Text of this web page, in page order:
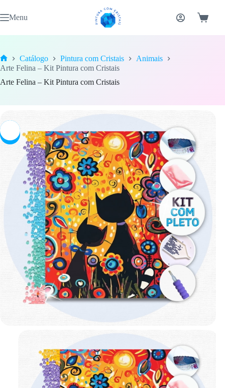
para
o
Menu Carrinho
Home
Catálogo Pintura com Cristais
Animais
Arte Felina – Kit Pintura com Cristais
Arte Felina – Kit Pintura com Cristais